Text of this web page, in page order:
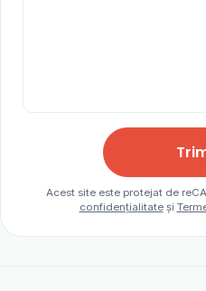
Acest site este protejat de
confidențialitateși